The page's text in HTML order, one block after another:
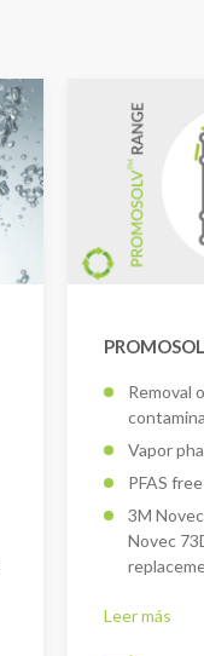
Removal
Vapor
PFAS
3M
Novec
Leer más